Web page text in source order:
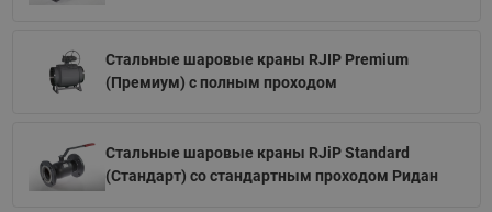
Стальные шаровые краны RJIP Premium
(Премиум) с полным проходом
Стальные шаровые краны RJiP Standard
(Стандарт) со стандартным проходом Ридан